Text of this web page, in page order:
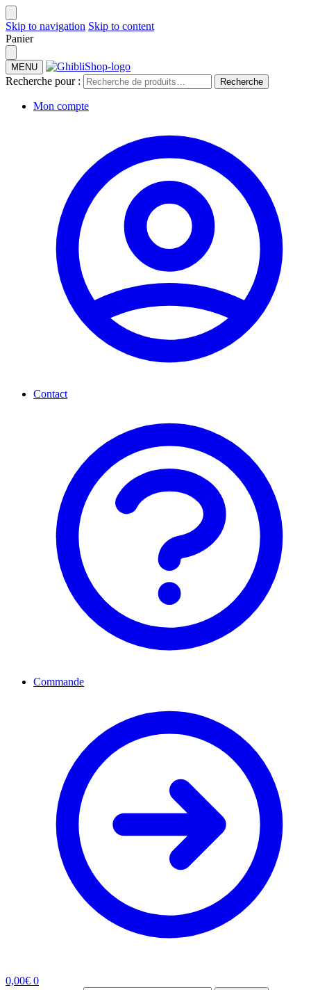
Skip to navigation Skip to content
Panier
MENU
Recherche pour : Recherche
Mon compte
Contact
Commande
0,00€ 0